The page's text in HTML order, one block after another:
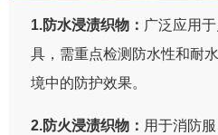
1.防水浸渍织物： 广泛应用
具，需重点检测防水性和耐
境中的防护效果。
2.防火浸渍织物： 用于消防